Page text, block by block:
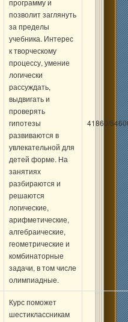
позволит заглянуть
за пределы
учебника. Интерес
к творческому
процессу, умение
логически
рассуждать,
выдвигать и
проверять
гипотезы
развиваются в
увлекательной для
детей форме. На
занятиях
разбираются и
решаются
логические,
арифметические,
алгебраические,
геометрические и
комбинаторные
задачи, в том числе
олимпиадные.
41860/
Курс поможет
шестиклассникам